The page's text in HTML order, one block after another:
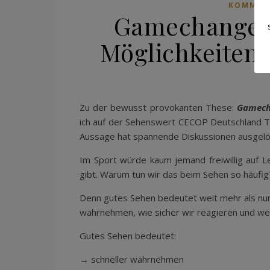
Möglichkeiten
Zu der bewusst provokanten These:
ich auf der Sehenswert CECOP
Aussage hat spannende Diskussionen
Im Sport würde kaum jemand freiwillig auf
gibt. Warum tun wir das beim Sehen so
Denn gutes Sehen bedeutet weit mehr als
wahrnehmen, wie sicher wir reagieren und
Gutes Sehen bedeutet:
→ schneller wahrnehmen